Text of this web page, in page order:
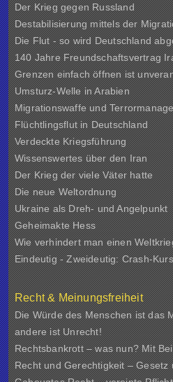
Der Krieg gegen Russland
Destabilisierung mittels der
Die Flut - so wird Deutschland
140 Jahre Freundschaftsvertrag
Grenzen einfach öffnen ist
Umsturz-Welle in Arabien
Migrationswaffe und
Flüchtlingsflut in Deutschland
Verdeckte Kriegsführung
Wissenswertes über den Iran
Der Krieg der viele Väter hatte
Die neue Weltordnung
Ukraine als Dreh- und Angelpunkt
Geheimakte Hess
Wie verhindert man einen
Eindeutig - Zweideutig: Crash-
Recht & Meinungsfreiheit
Die Würde des Menschen ist das
andere ist Unrecht!
Rechtsbankrott – was nun? Mit
Recht und Gerechtigkeit – Gesetz